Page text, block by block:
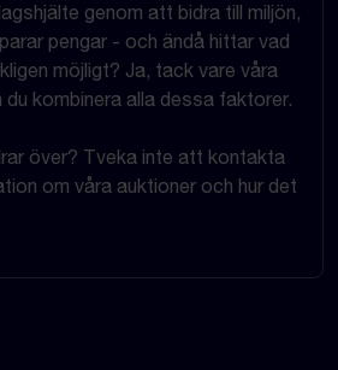
genom att bidra till miljön,
pengar - och ändå hittar vad
möjligt? Ja, tack vare våra
du kombinera alla dessa faktorer.
över? Tveka inte att kontakta
om våra auktioner och hur det